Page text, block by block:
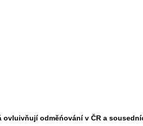
ovluivňují odměńování v ČR a